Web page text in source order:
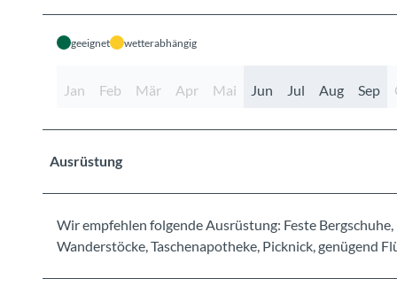
geeignet wetterabhängig
Jan Feb Mär Apr Mai Jun Jul Aug Sep
Ausrüstung
Wir empfehlen folgende Ausrüstung: Feste
Wanderstöcke, Taschenapotheke, Picknick, genügend